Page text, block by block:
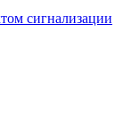
сигнализации